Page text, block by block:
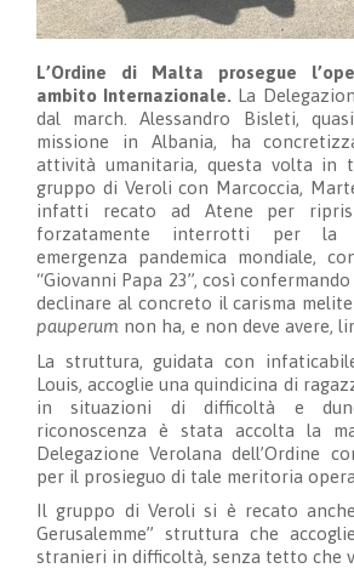
L’Ordine di Malta prosegue
ambito Internazionale. La
dal march. Alessandro Bisleti,
missione in Albania, ha
attività umanitaria, questa volta in
gruppo di Veroli con Marcoccia,
infatti recato ad Atene per
forzatamente interrotti per la
emergenza pandemica mondiale,
“Giovanni Papa 23”, così
declinare al concreto il carisma
pauperum non ha, e non deve avere,
La struttura, guidata con
Louis, accoglie una quindicina di
in situazioni di difficoltà e
riconoscenza è stata accolta la
Delegazione Verolana dell’Ordine
per il prosieguo di tale meritoria opera.
Il gruppo di Veroli si è recato
Gerusalemme” struttura che
stranieri in difficoltà, senza tetto che